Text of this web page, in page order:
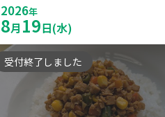
2026年
8月 19日(水)
受付終了しました